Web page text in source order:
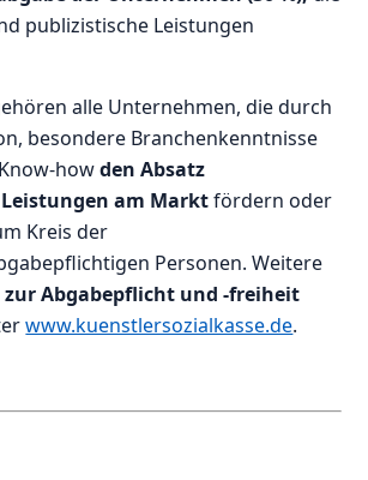
publizistische Leistungen
alle Unternehmen, die durch
besondere Branchenkenntnisse
howden Absatz
am Marktfördern oder
Kreis der
Personen. Weitere
Abgabepflicht und -freiheit
www.kuenstlersozialkasse.de.